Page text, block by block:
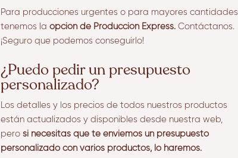
Para producciones urgentes o para mayores cantidades
tenemos la opción de Producción Express.Contáctanos.
¡Seguro que podemos conseguirlo!
¿Puedo pedir un presupuesto
personalizado?
Los detalles y los precios de todos nuestros productos
están actualizados y disponibles desde nuestra web,
pero si necesitas que te enviemos un presupuesto
personalizado con varios productos, lo haremos.